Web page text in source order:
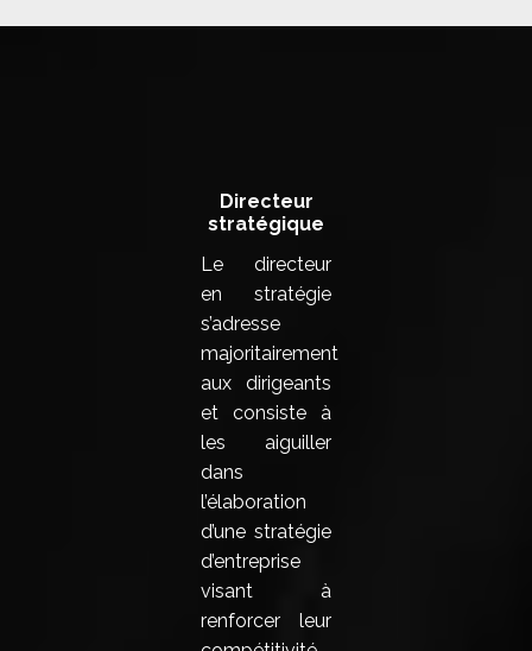
Directeur
stratégique
Le directeur
en stratégie
s’adresse
majoritairement
aux dirigeants
et consiste à
les aiguiller
dans
l’élaboration
d’une stratégie
d’entreprise
visant à
renforcer leur